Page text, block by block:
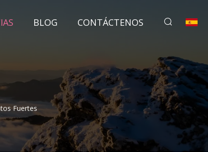
BLOG CONTÁCTENOS
Fuertes